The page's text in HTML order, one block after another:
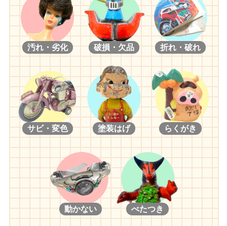
汚れ・劣化 破損・欠品 折れ・破れ
サビ・変色 塗装はげ らくがき
動かない べたつき